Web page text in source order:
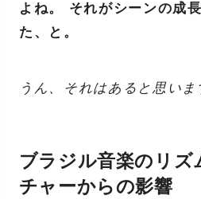
よね。 それがシーンの成
た、と。
うん、それはあると思いま
ブラジル音楽のリズ
チャーからの影響